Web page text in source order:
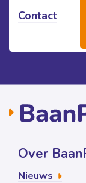
Contact
Over
Nieuws